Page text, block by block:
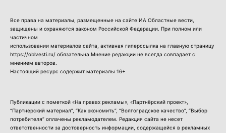
Все права на материалы, размещенные на сайте ИА Областные вести,
защищены и охраняются законом Российской Федерации. При полном или
частичном
использовании материалов сайта, активная гиперссылка на главную страницу
https://oblvesti.ru/ обязательна.Мнение редакции не всегда совпадает с
мнением авторов.
Настоящий ресурс содержит материалы 16+
Публикации с пометкой «На правах рекламы», «Партнёрский проект»,
“Партнерский материал”, “Как экономить”, “Волгоградское качество”, “Выбор
потребителя” оплачены рекламодателем. Редакция сайта не несет
ответственности за достоверность информации, содержащейся в рекламных